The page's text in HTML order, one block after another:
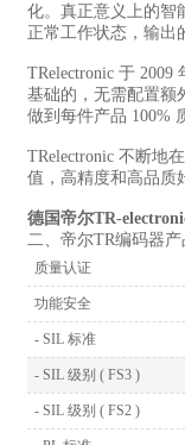
化。真正意义上的智
正常工作状态，输出
TRelectronic 于
基础的，无需配置额
做到每件产品 100%
TRelectronic 不断地
值，高精度和高品质
德国帝尔TR-
二、帝尔TR编码器
质量认证
功能安全
- SIL 标准
- SIL 级别 ( FS3 )
- SIL 级别 ( FS2 )